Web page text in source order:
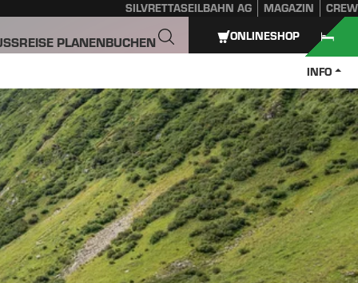
SILVRETTASEILBAHN AG MAGAZIN CREW
REISE PLANENBUCHEN
INFO
ONLINESHOP